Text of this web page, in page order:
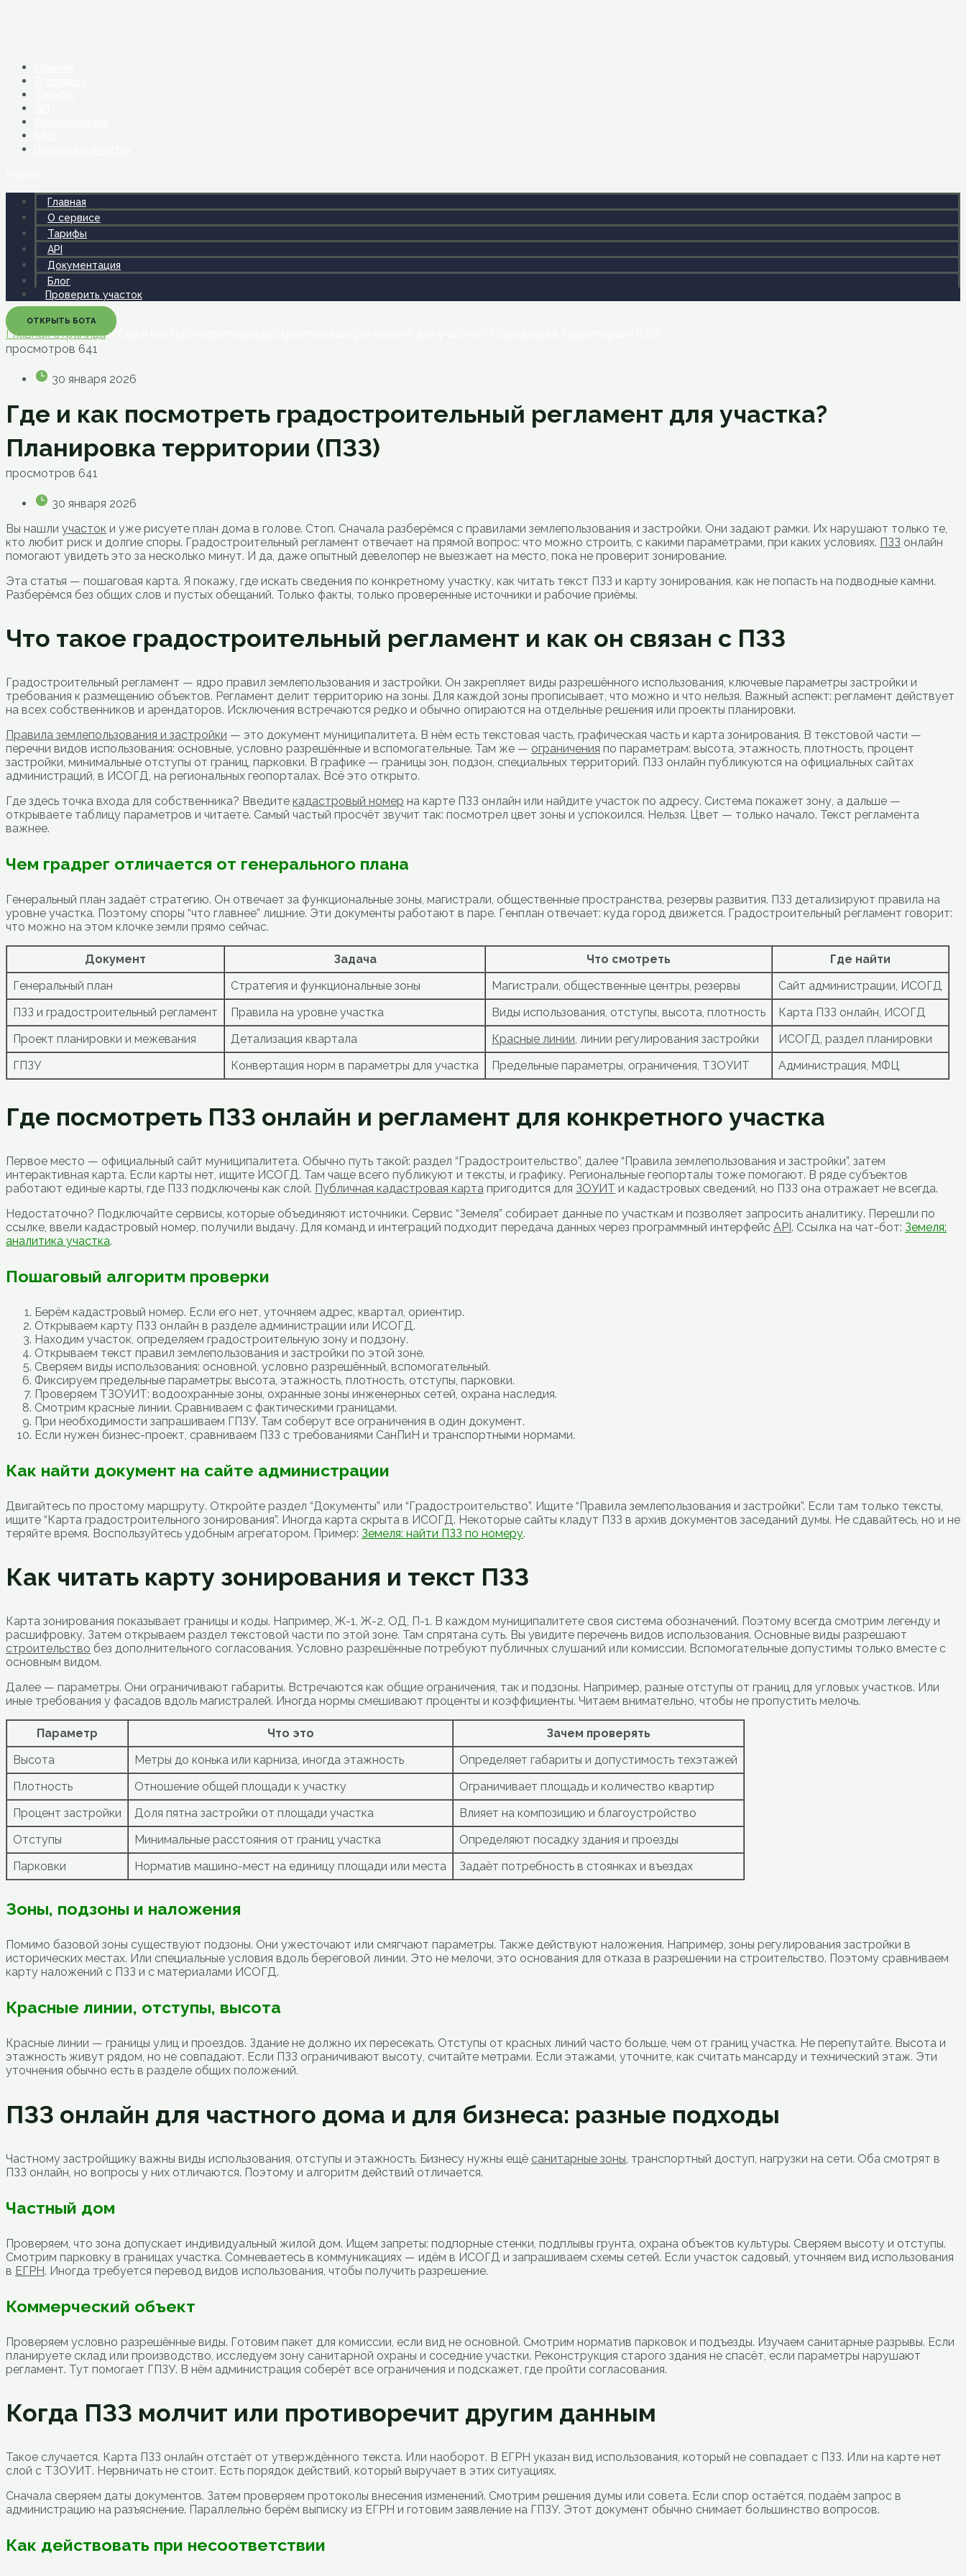
Главная
О сервисе
Тарифы
API
Документация
Блог
Проверить участок
ОТКРЫТЬ БОТА
Главная страница»
просмотров 641
30 января 2026
Где и как посмотреть градостроительный регламент для участка?
Планировка территории (ПЗЗ)
просмотров 641
30 января 2026
Вы нашли участок и уже рисуете план дома в голове. Стоп. Сначала разберёмся с правилами землепользования и застройки. Они задают рамки. Их нарушают только те,
кто любит риск и долгие споры. Градостроительный регламент отвечает на прямой вопрос: что можно строить, с какими параметрами, при каких условиях. ПЗЗ онлайн
помогают увидеть это за несколько минут. И да, даже опытный девелопер не выезжает на место, пока не проверит зонирование.
Эта статья — пошаговая карта. Я покажу, где искать сведения по конкретному участку, как читать текст ПЗЗ и карту зонирования, как не попасть на подводные камни.
Разберёмся без общих слов и пустых обещаний. Только факты, только проверенные источники и рабочие приёмы.
Что такое градостроительный регламент и как он связан с ПЗЗ
Градостроительный регламент — ядро правил землепользования и застройки. Он закрепляет виды разрешённого использования, ключевые параметры застройки и
требования к размещению объектов. Регламент делит территорию на зоны. Для каждой зоны прописывает, что можно и что нельзя. Важный аспект: регламент действует
на всех собственников и арендаторов. Исключения встречаются редко и обычно опираются на отдельные решения или проекты планировки.
Правила землепользования и застройки — это документ муниципалитета. В нём есть текстовая часть, графическая часть и карта зонирования. В текстовой части —
перечни видов использования: основные, условно разрешённые и вспомогательные. Там же — ограничения по параметрам: высота, этажность, плотность, процент
застройки, минимальные отступы от границ, парковки. В графике — границы зон, подзон, специальных территорий. ПЗЗ онлайн публикуются на официальных сайтах
администраций, в ИСОГД, на региональных геопорталах. Всё это открыто.
Где здесь точка входа для собственника? Введите кадастровый номер на карте ПЗЗ онлайн или найдите участок по адресу. Система покажет зону, а дальше —
открываете таблицу параметров и читаете. Самый частый просчёт звучит так: посмотрел цвет зоны и успокоился. Нельзя. Цвет — только начало. Текст регламента
важнее.
Чем градрег отличается от генерального плана
Генеральный план задаёт стратегию. Он отвечает за функциональные зоны, магистрали, общественные пространства, резервы развития. ПЗЗ детализируют правила на
уровне участка. Поэтому споры “что главнее” лишние. Эти документы работают в паре. Генплан отвечает: куда город движется. Градостроительный регламент говорит:
что можно на этом клочке земли прямо сейчас.
Документ Задача Что смотреть
Где найти
Генеральный план
Стратегия и функциональные зоны Магистрали, общественные центры, резервы
Сайт администрации, ИСОГД
ПЗЗ и градостроительный регламент
Правила на уровне участка Виды использования, отступы, высота, плотность
Карта ПЗЗ онлайн, ИСОГД
Проект планировки и межевания
Детализация квартала Красные линии, линии регулирования застройки
ИСОГД, раздел планировки
ГПЗУ
Конвертация норм в параметры для участка Предельные параметры, ограничения, ТЗОУИТ Администрация, МФЦ
Где посмотреть ПЗЗ онлайн и регламент для конкретного участка
Первое место — официальный сайт муниципалитета. Обычно путь такой: раздел “Градостроительство”, далее “Правила землепользования и застройки”, затем
интерактивная карта. Если карты нет, ищите ИСОГД. Там чаще всего публикуют и тексты, и графику. Региональные геопорталы тоже помогают. В ряде субъектов
работают единые карты, где ПЗЗ подключены как слой. Публичная кадастровая карта пригодится для ЗОУИТ и кадастровых сведений, но ПЗЗ она отражает не всегда.
Недостаточно? Подключайте сервисы, которые объединяют источники. Сервис “Земеля” собирает данные по участкам и позволяет запросить аналитику. Перешли по
ссылке, ввели кадастровый номер, получили выдачу. Для команд и интеграций подходит передача данных через программный интерфейс API. Ссылка на чат-бот: Земеля:
аналитика участка.
Пошаговый алгоритм проверки
Берём кадастровый номер. Если его нет, уточняем адрес, квартал, ориентир.
Открываем карту ПЗЗ онлайн в разделе администрации или ИСОГД.
Находим участок, определяем градостроительную зону и подзону.
Открываем текст правил землепользования и застройки по этой зоне.
Сверяем виды использования: основной, условно разрешённый, вспомогательный.
Фиксируем предельные параметры: высота, этажность, плотность, отступы, парковки.
Проверяем ТЗОУИТ: водоохранные зоны, охранные зоны инженерных сетей, охрана наследия.
Смотрим красные линии. Сравниваем с фактическими границами.
При необходимости запрашиваем ГПЗУ. Там соберут все ограничения в один документ.
Если нужен бизнес-проект, сравниваем ПЗЗ с требованиями СанПиН и транспортными нормами.
Как найти документ на сайте администрации
Двигайтесь по простому маршруту. Откройте раздел “Документы” или “Градостроительство”. Ищите “Правила землепользования и застройки”. Если там только тексты,
ищите “Карта градостроительного зонирования”. Иногда карта скрыта в ИСОГД. Некоторые сайты кладут ПЗЗ в архив документов заседаний думы. Не сдавайтесь, но и не
теряйте время. Воспользуйтесь удобным агрегатором. Пример: Земеля: найти ПЗЗ по номеру.
Как читать карту зонирования и текст ПЗЗ
Карта зонирования показывает границы и коды. Например, Ж-1, Ж-2, ОД, П-1. В каждом муниципалитете своя система обозначений. Поэтому всегда смотрим легенду и
расшифровку. Затем открываем раздел текстовой части по этой зоне. Там спрятана суть. Вы увидите перечень видов использования. Основные виды разрешают
строительство без дополнительного согласования. Условно разрешённые потребуют публичных слушаний или комиссии. Вспомогательные допустимы только вместе с
основным видом.
Далее — параметры. Они ограничивают габариты. Встречаются как общие ограничения, так и подзоны. Например, разные отступы от границ для угловых участков. Или
иные требования у фасадов вдоль магистралей. Иногда нормы смешивают проценты и коэффициенты. Читаем внимательно, чтобы не пропустить мелочь.
Параметр Что это
Зачем проверять
Высота
Метры до конька или карниза, иногда этажность
Определяет габариты и допустимость техэтажей
Плотность
Отношение общей площади к участку
Ограничивает площадь и количество квартир
Процент застройки
Доля пятна застройки от площади участка
Влияет на композицию и благоустройство
Отступы
Минимальные расстояния от границ участка
Определяют посадку здания и проезды
Парковки
Норматив машино-мест на единицу площади или места Задаёт потребность в стоянках и въездах
Зоны, подзоны и наложения
Помимо базовой зоны существуют подзоны. Они ужесточают или смягчают параметры. Также действуют наложения. Например, зоны регулирования застройки в
исторических местах. Или специальные условия вдоль береговой линии. Это не мелочи, это основания для отказа в разрешении на строительство. Поэтому сравниваем
карту наложений с ПЗЗ и с материалами ИСОГД.
Красные линии, отступы, высота
Красные линии — границы улиц и проездов. Здание не должно их пересекать. Отступы от красных линий часто больше, чем от границ участка. Не перепутайте. Высота и
этажность живут рядом, но не совпадают. Если ПЗЗ ограничивают высоту, считайте метрами. Если этажами, уточните, как считать мансарду и технический этаж. Эти
уточнения обычно есть в разделе общих положений.
ПЗЗ онлайн для частного дома и для бизнеса: разные подходы
Частному застройщику важны виды использования, отступы и этажность. Бизнесу нужны ещё санитарные зоны , транспортный доступ, нагрузки на сети. Оба смотрят в
ПЗЗ онлайн, но вопросы у них отличаются. Поэтому и алгоритм действий отличается.
Частный дом
Проверяем, что зона допускает индивидуальный жилой дом. Ищем запреты: подпорные стенки, подплывы грунта, охрана объектов культуры. Сверяем высоту и отступы.
Смотрим парковку в границах участка. Сомневаетесь в коммуникациях — идём в ИСОГД и запрашиваем схемы сетей. Если участок садовый, уточняем вид использования
в ЕГРН. Иногда требуется перевод видов использования, чтобы получить разрешение.
Коммерческий объект
Проверяем условно разрешённые виды. Готовим пакет для комиссии, если вид не основной. Смотрим норматив парковок и подъезды. Изучаем санитарные разрывы. Если
планируете склад или производство, исследуем зону санитарной охраны и соседние участки. Реконструкция старого здания не спасёт, если параметры нарушают
регламент. Тут помогает ГПЗУ. В нём администрация соберёт все ограничения и подскажет, где пройти согласования.
Когда ПЗЗ молчит или противоречит другим данным
Такое случается. Карта ПЗЗ онлайн отстаёт от утверждённого текста. Или наоборот. В ЕГРН указан вид использования, который не совпадает с ПЗЗ. Или на карте нет
слой с ТЗОУИТ. Нервничать не стоит. Есть порядок действий, который выручает в этих ситуациях.
Сначала сверяем даты документов. Затем проверяем протоколы внесения изменений. Смотрим решения думы или совета. Если спор остаётся, подаём запрос в
администрацию на разъяснение. Параллельно берём выписку из ЕГРН и готовим заявление на ГПЗУ. Этот документ обычно снимает большинство вопросов.
Как действовать при несоответствии